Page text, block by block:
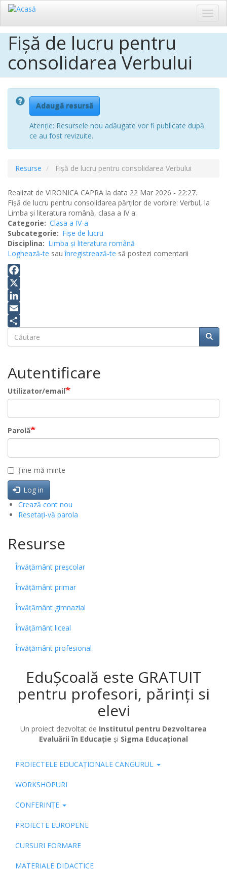
Sari
conținutul
principal
Fișă de lucru pentru
consolidarea Verbului
Adaugă resursă
Atenție: Resursele nou adăugate vor fi publicate după
ce au fost revizuite.
Resurse Fișă de lucru pentru consolidarea Verbului
Realizat de VIRONICA CAPRA la data 22 Mar 2026 - 22:27.
Fișă de lucru pentru consolidarea părților de vorbire: Verbul, la
Limba și literatura română, clasa a IV a.
Categorie
Clasa a IV-a
Subcategorie
Fișe de lucru
Disciplina
Limba şi literatura română
Loghează-te sauînregistrează-te să postezi comentarii
Facebook
X
LinkedIn
Email
Share
Căutare
Căutare
Autentificare
Utilizator/email
Parolă
Ține-mă minte
Log in
Crează cont nou
Resetați-vă parola
Resurse
Învățământ preșcolar
Învățământ primar
Învățământ gimnazial
Învățământ liceal
Învățământ profesional
EduȘcoală este GRATUIT
pentru profesori, părinți si
elevi
Un proiect dezvoltat de Institutul pentru Dezvoltarea
Evaluării în Educație și Sigma Educațional
Pub
PROIECTELE EDUCAȚIONALE CANGURUL
WORKSHOPURI
CONFERINȚE
PROIECTE EUROPENE
CURSURI FORMARE
MATERIALE DIDACTICE